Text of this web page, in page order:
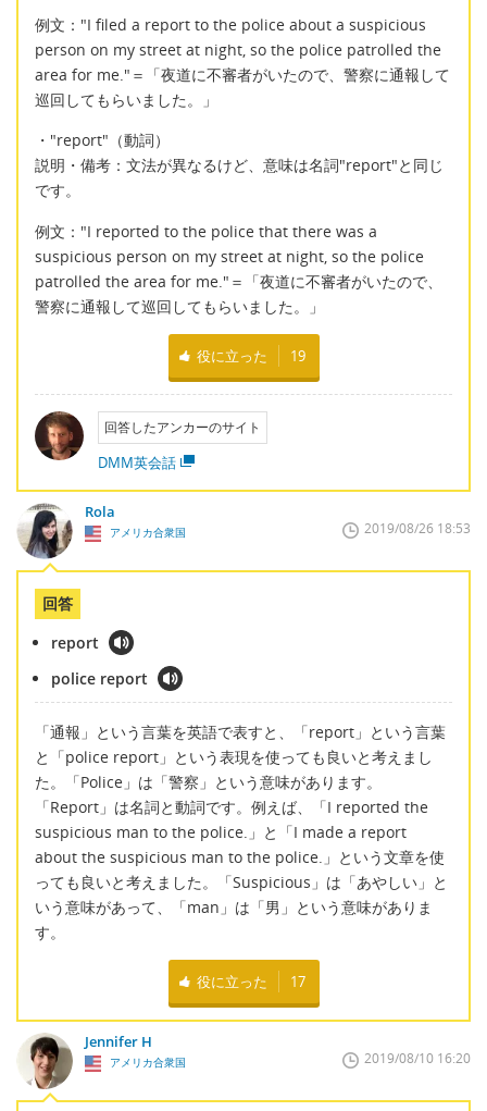
例文："I filed a report to the police about a suspicious
person on my street at night, so the police patrolled the
area for me."＝「夜道に不審者がいたので、警察に通報して
巡回してもらいました。」
・"report"（動詞）
説明・備考：文法が異なるけど、意味は名詞"report"と同じ
です。
例文："I reported to the police that there was a
suspicious person on my street at night, so the police
patrolled the area for me."＝「夜道に不審者がいたので、
警察に通報して巡回してもらいました。」
役に立った 19
回答したアンカーのサイト
DMM英会話
Rola
アメリカ合衆国 2019/08/26 18:53
回答
report
police report
「通報」という言葉を英語で表すと、「report」という言葉
と「police report」という表現を使っても良いと考えまし
た。「Police」は「警察」という意味があります。
「Report」は名詞と動詞です。例えば、「I reported the
suspicious man to the police.」と「I made a report
about the suspicious man to the police.」という文章を使
っても良いと考えました。「Suspicious」は「あやしい」と
いう意味があって、「man」は「男」という意味がありま
す。
役に立った 17
Jennifer H
アメリカ合衆国 2019/08/10 16:20